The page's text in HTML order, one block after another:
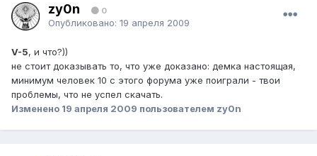
zy0n 0
Опубликовано: 19 апреля 2009
V-5, и что?))
не стоит доказывать то, что уже доказано: демка настоящая,
минимум человек 10 с этого форума уже поиграли - твои
проблемы, что не успел скачать.
Изменено 19 апреля 2009 пользователем zy0n